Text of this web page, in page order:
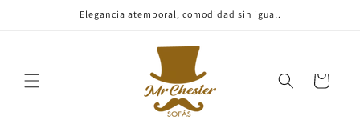
directamenteElegancia atemporal, comodidad sin igual.
Carrito